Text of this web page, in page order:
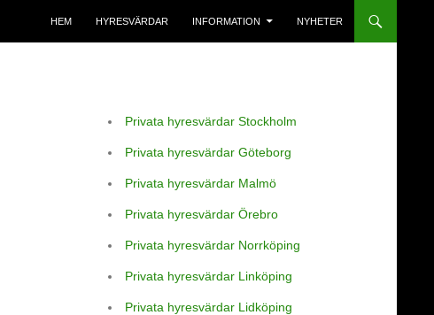
HEM HYRESVÄRDAR INFORMATION NYHETER
Privata hyresvärdar Stockholm
Privata hyresvärdar Göteborg
Privata hyresvärdar Malmö
Privata hyresvärdar Örebro
Privata hyresvärdar Norrköping
Privata hyresvärdar Linköping
Privata hyresvärdar Lidköping